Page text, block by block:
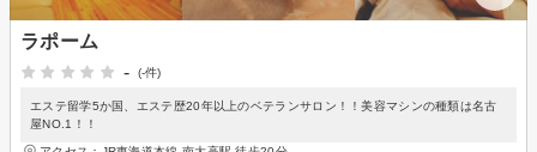
ラポーム
-
(-件)
エステ留学5か国、エステ歴20年以上のベテランサロン！！美容マシンの種類は名古
屋NO.1！！